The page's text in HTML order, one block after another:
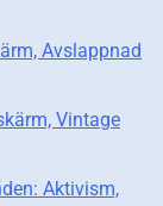
Avslappnad
Vintage
Aktivism,